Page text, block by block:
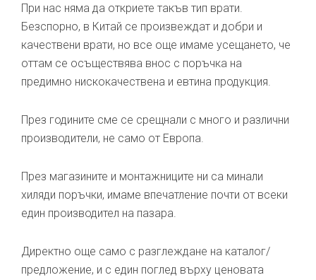
При нас няма да откриете такъв тип врати.
Безспорно, в Китай се произвеждат и добри и
качествени врати, но все още имаме усещането, че
оттам се осъществява внос с поръчка на
предимно нискокачествена и евтина продукция.
През годините сме се срещнали с много и различни
производители, не само от Европа.
През магазините и монтажниците ни са минали
хиляди поръчки, имаме впечатление почти от всеки
един производител на пазара.
Директно още само с разглеждане на каталог/
предложение, и с един поглед върху ценовата